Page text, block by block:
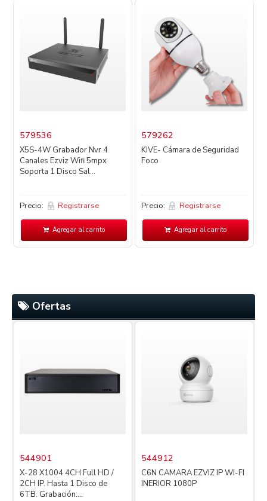
579536
X5S-4W Grabador Nvr 4
Canales Ezviz Wifi 5mpx
Soporta 1 Disco Sal...
Precio: Registrarse
Agregar al carrito
579262
KIVE- Cámara de Seguridad
Foco
Precio: Registrarse
Agregar al carrito
Ofertas
544901
X-28 X1004 4CH Full HD /
2CH IP. Hasta 1 Disco de
6TB. Grabación:...
544912
C6N CAMARA EZVIZ IP WI-FI
INERIOR 1080P